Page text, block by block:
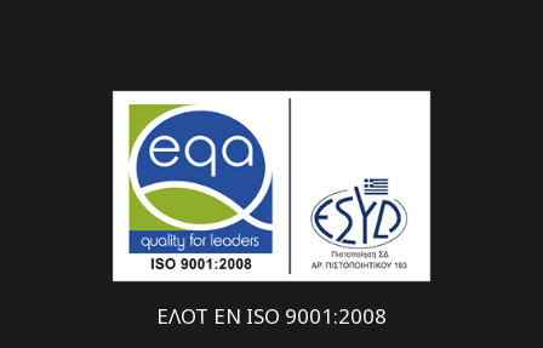
ΕΛΟΤ EN ISO 9001:2008